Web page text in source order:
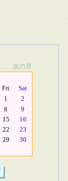
次の月
Fri
Sat
1
2
8
9
15
16
22
23
29
30